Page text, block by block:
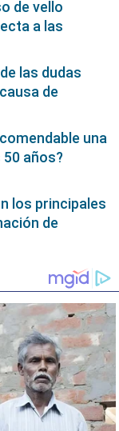
de vello
las dudas
una
los principales